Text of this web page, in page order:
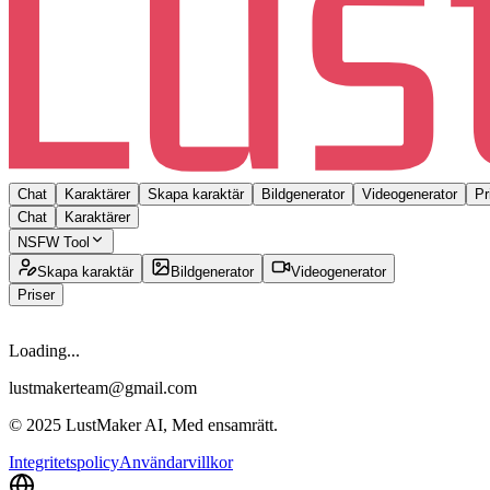
Chat Karaktärer Skapa karaktär Bildgenerator Videogenerator
Chat
Karaktärer
NSFW Tool
Skapa karaktär
Bildgenerator
Videogenerator
Priser
Loading...
lustmakerteam@gmail.com
© 2025 LustMaker AI, Med ensamrätt.
IntegritetspolicyAnvändarvillkor